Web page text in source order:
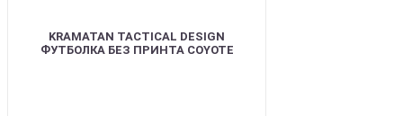
KRAMATAN TACTICAL DESIGN
ФУТБОЛКА БЕЗ ПРИНТА COYOTE